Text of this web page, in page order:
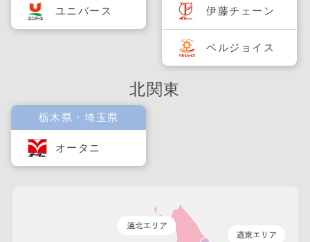
ユニバース 伊藤チェーン
ベルジョイス
北関東
栃木県・埼玉県
オータニ